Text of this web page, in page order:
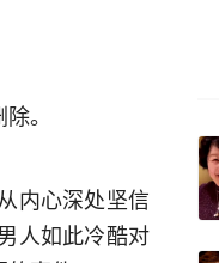
。
内心深处坚信
人如此冷酷对